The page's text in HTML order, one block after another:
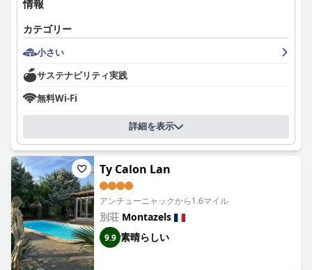
情報
カテゴリー
小さい
サステナビリティ実践
無料Wi-Fi
詳細を表示
Ty Calon Lan
アンチューニャックから1.6マイル
別荘 Montazels
9.9 素晴らしい